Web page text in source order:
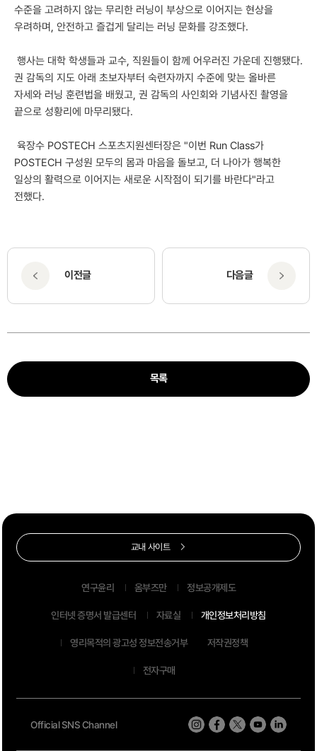
수준을 고려하지 않는 무리한 러닝이 부상으로 이어지는 현상을
우려하며, 안전하고 즐겁게 달리는 러닝 문화를 강조했다.
행사는 대학 학생들과 교수, 직원들이 함께 어우러진 가운데 진행됐다.
권 감독의 지도 아래 초보자부터 숙련자까지 수준에 맞는 올바른
자세와 러닝 훈련법을 배웠고, 권 감독의 사인회와 기념사진 촬영을
끝으로 성황리에 마무리됐다.
육장수 POSTECH 스포츠지원센터장은 "이번 Run Class가
POSTECH 구성원 모두의 몸과 마음을 돌보고, 더 나아가 행복한
일상의 활력으로 이어지는 새로운 시작점이 되기를 바란다"라고
전했다.
이전글 다음글
목록
Official SNS Channel
연구윤리 옴부즈만 정보공개제도
인터넷 증명서 발급센터 자료실 개인정보처리방침
영리목적의 광고성 정보전송거부 저작권정책
전자구매
교내 사이트